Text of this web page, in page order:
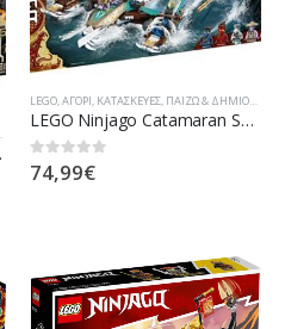
LEGO,ΑΓΌΡΙ, ΚΑΤΑΣΚΕΥΈΣ, ΠΑΊΖΩ & ΔΗΜΙΟΥΡΓΏ
LEGO Ninjago Catamaran Sea Battle (71748)
0out of 5
74,99€